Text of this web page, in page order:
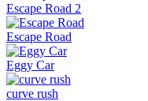
Escape Road 2
Escape Road
Eggy Car
curve rush